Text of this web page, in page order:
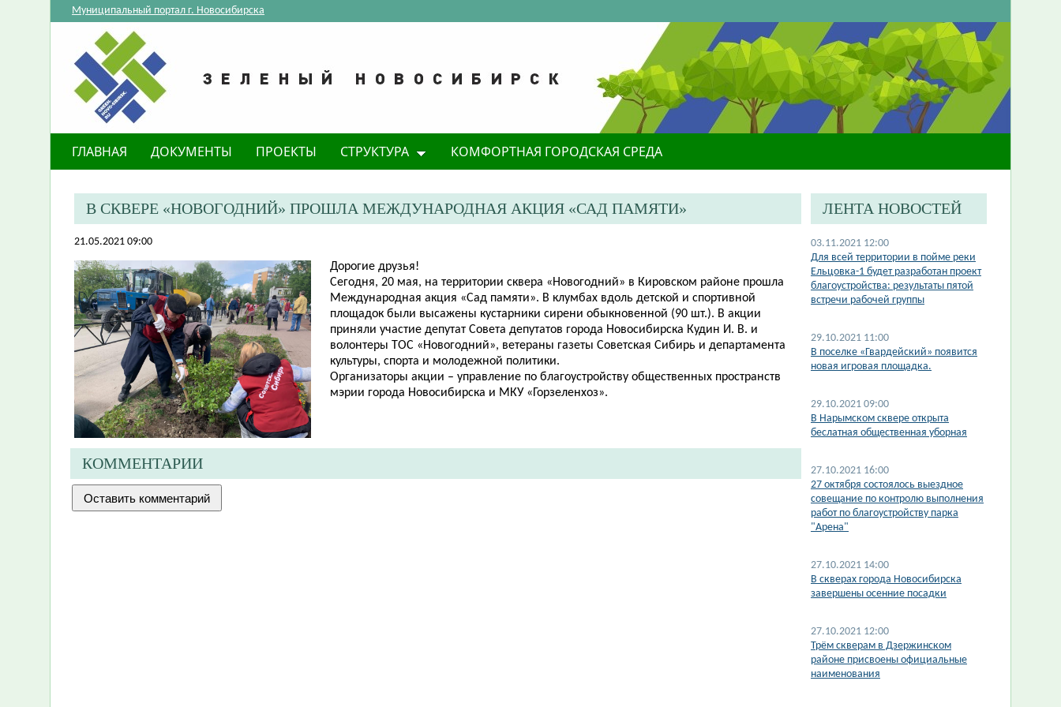
Муниципальный портал г. Новосибирска
ГЛАВНАЯ ДОКУМЕНТЫ ПРОЕКТЫ СТРУКТУРА КОМФОРТНАЯ ГОРОДСКАЯ СРЕДА
В СКВЕРЕ «НОВОГОДНИЙ» ПРОШЛА МЕЖДУНАРОДНАЯ АКЦИЯ «САД ПАМЯТИ»
21.05.2021 09:00
Дорогие друзья!
Сегодня, 20 мая, на территории сквера «Новогодний» в Кировском районе прошла
Международная акция «Сад памяти». В клумбах вдоль детской и спортивной
площадок были высажены кустарники сирени обыкновенной (90 шт.). В акции
приняли участие депутат Совета депутатов города Новосибирска Кудин И. В. и
волонтеры ТОС «Новогодний», ветераны газеты Советская Сибирь и департамента
культуры, спорта и молодежной политики.
Организаторы акции – управление по благоустройству общественных пространств
мэрии города Новосибирска и МКУ «Горзеленхоз».
КОММЕНТАРИИ
ЛЕНТА НОВОСТЕЙ
03.11.2021 12:00
Для всей территории в пойме реки
Ельцовка-1 будет разработан проект
благоустройства: результаты пятой
встречи рабочей группы
29.10.2021 11:00
В поселке «Гвардейский» появится
новая игровая площадка.
29.10.2021 09:00
В Нарымском сквере открыта
беслатная общественная уборная
27.10.2021 16:00
27 октября состоялось выездное
совещание по контролю выполнения
работ по благоустройству парка
"Арена"
27.10.2021 14:00
​В скверах города Новосибирска
завершены осенние посадки
27.10.2021 12:00
Трём скверам в Дзержинском
районе присвоены официальные
наименования